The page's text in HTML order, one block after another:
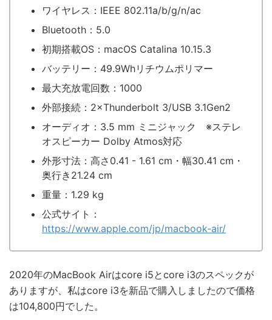
ワイヤレス：IEEE 802.11a/b/g/n/ac
Bluetooth：5.0
初期搭載OS：macOS Catalina 10.15.3
バッテリー：49.9Whリチウムポリマー
最大充放電回数：1000
外部接続：2×Thunderbolt 3/USB 3.1Gen2
オーディオ：3.5 mm ミニジャック ※ステレ
オスピーカー Dolby Atmos対応
外形寸法：高さ0.41 - 1.61 cm・幅30.41 cm・
奥行き21.24 cm
重量：1.29 kg
公式サイト：
https://www.apple.com/jp/macbook-air/
2020年のMacBook Airはcore i5とcore i3のスペックが
ありますが、私はcore i3を新品で購入しましたので価格
は104,800円でした。